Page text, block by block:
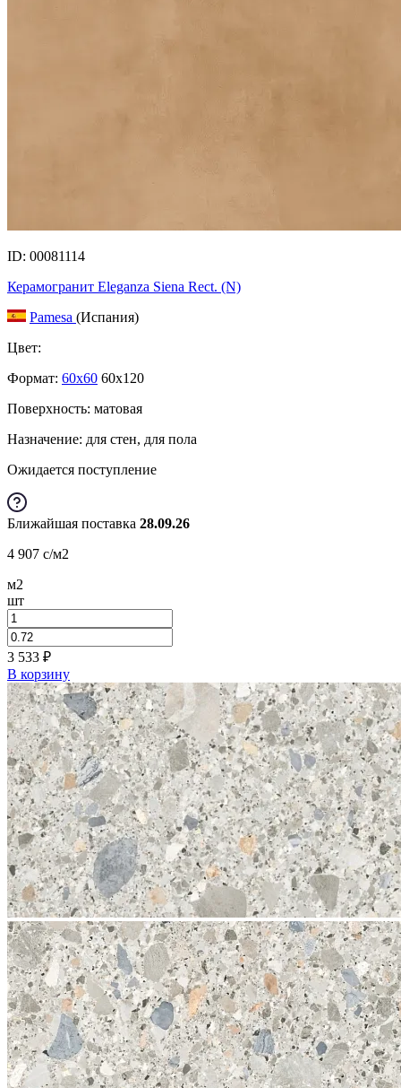
ID: 00081114
Керамогранит Eleganza Siena Rect. (N)
Pamesa (Испания)
Цвет:
Формат: 60x60 60x120
Поверхность: матовая
Назначение: для стен, для пола
Ожидается поступление
Ближайшая поставка 28.09.26
4 907 c/м2
м2
шт
3 533 ₽
В корзину